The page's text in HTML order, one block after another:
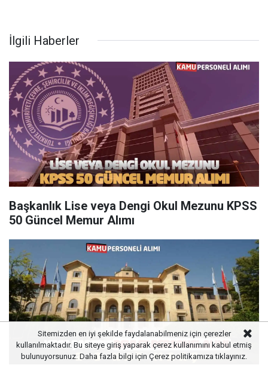
İlgili Haberler
Başkanlık Lise veya Dengi Okul Mezunu KPSS
50 Güncel Memur Alımı
Sitemizden en iyi şekilde faydalanabilmeniz için çerezler
kullanılmaktadır. Bu siteye giriş yaparak çerez kullanımını kabul etmiş
bulunuyorsunuz. Daha fazla bilgi için Çerez politikamıza tıklayınız.